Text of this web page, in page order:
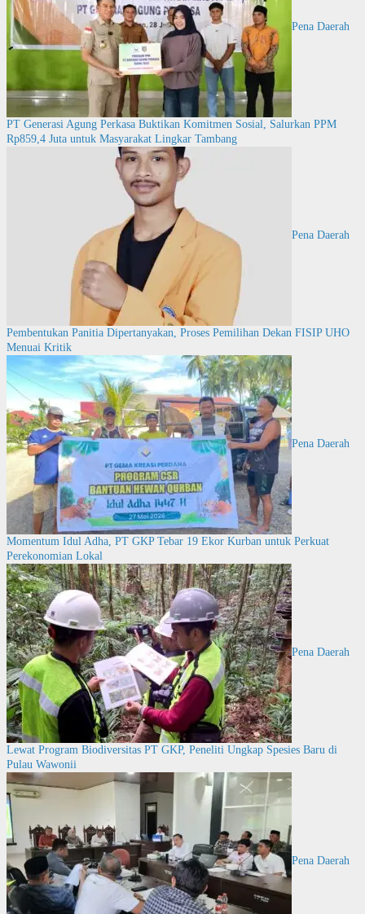
Pena Daerah
PT Generasi Agung Perkasa Buktikan Komitmen Sosial, Salurkan PPM
Rp859,4 Juta untuk Masyarakat Lingkar Tambang
Pena Daerah
Pembentukan Panitia Dipertanyakan, Proses Pemilihan Dekan FISIP UHO
Menuai Kritik
Pena Daerah
Momentum Idul Adha, PT GKP Tebar 19 Ekor Kurban untuk Perkuat
Perekonomian Lokal
Pena Daerah
Lewat Program Biodiversitas PT GKP, Peneliti Ungkap Spesies Baru di
Pulau Wawonii
Pena Daerah